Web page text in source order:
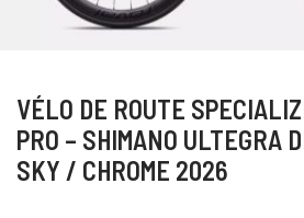
VÉLO DE ROUTE
PRO – SHIMANO ULTEGRA
SKY / CHROME 2026